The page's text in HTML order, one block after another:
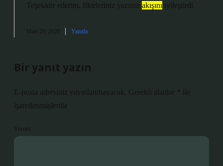
Teşekkür ederim, fikirleriniz yazının akışını iyileştirdi.
Mart 29, 2026 Yanıtla
Bir yanıt yazın
E-posta adresiniz yayınlanmayacak. Gerekli alanlar
ile
işaretlenmişlerdir
Yorum